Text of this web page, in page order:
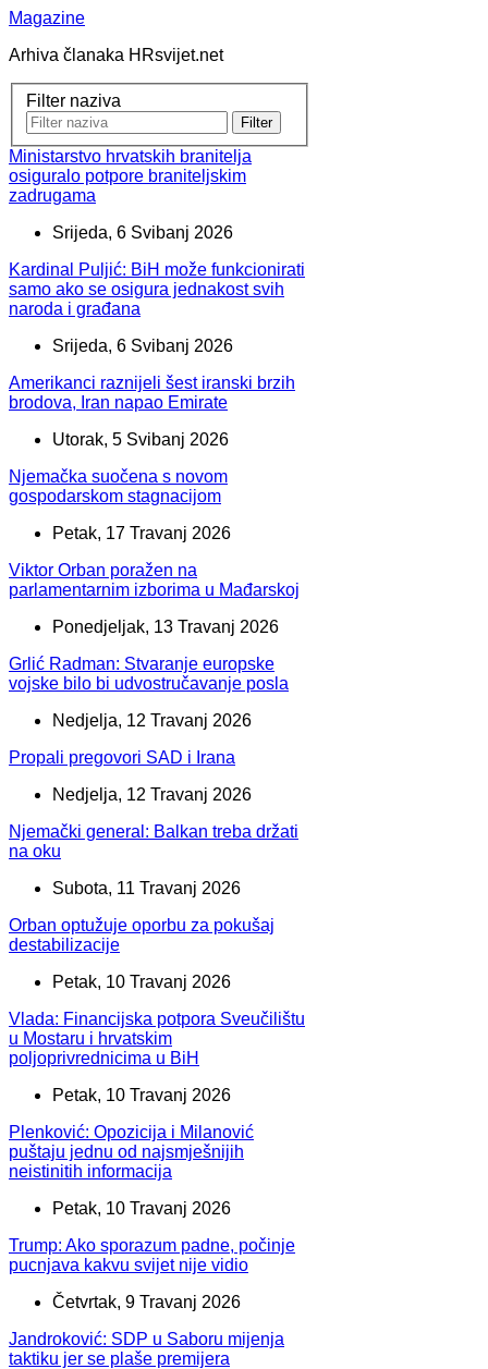
Magazine
Arhiva članaka HRsvijet.net
Filter naziva
Filter
Ministarstvo hrvatskih branitelja
osiguralo potpore braniteljskim
zadrugama
Srijeda, 6 Svibanj 2026
Kardinal Puljić: BiH može funkcionirati
samo ako se osigura jednakost svih
naroda i građana
Srijeda, 6 Svibanj 2026
Amerikanci raznijeli šest iranski brzih
brodova, Iran napao Emirate
Utorak, 5 Svibanj 2026
Njemačka suočena s novom
gospodarskom stagnacijom
Petak, 17 Travanj 2026
Viktor Orban poražen na
parlamentarnim izborima u Mađarskoj
Ponedjeljak, 13 Travanj 2026
Grlić Radman: Stvaranje europske
vojske bilo bi udvostručavanje posla
Nedjelja, 12 Travanj 2026
Propali pregovori SAD i Irana
Nedjelja, 12 Travanj 2026
Njemački general: Balkan treba držati
na oku
Subota, 11 Travanj 2026
Orban optužuje oporbu za pokušaj
destabilizacije
Petak, 10 Travanj 2026
Vlada: Financijska potpora Sveučilištu
u Mostaru i hrvatskim
poljoprivrednicima u BiH
Petak, 10 Travanj 2026
Plenković: Opozicija i Milanović
puštaju jednu od najsmješnijih
neistinitih informacija
Petak, 10 Travanj 2026
Trump: Ako sporazum padne, počinje
pucnjava kakvu svijet nije vidio
Četvrtak, 9 Travanj 2026
Jandroković: SDP u Saboru mijenja
taktiku jer se plaše premijera